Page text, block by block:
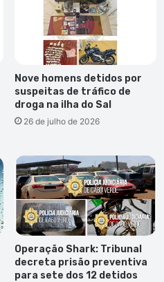
Nove homens detidos por
suspeitas de tráfico de
droga na ilha do Sal
26 de julho de 2026
Operação Shark: Tribunal
decreta prisão preventiva
para sete dos 12 detidos